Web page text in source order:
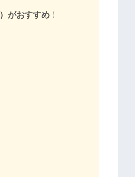
）がおすすめ！